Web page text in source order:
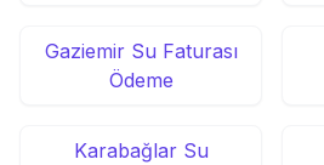
Gaziemir Su Faturası
Ödeme
Karabağlar Su